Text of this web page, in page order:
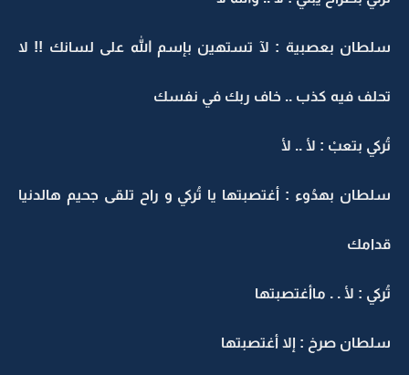
سلطان بعصبية : لآ تستهين بإسم الله على لسانك !! لا
تحلف فيه كذب .. خاف ربك في نفسك
تُركي بتعبْ : لأ .. لأ
سلطان بهدُوء : أغتصبتها يا تُركي و راح تلقى جحيم هالدنيا
قدامك
تُركي : لأ . . ماأغتصبتها
سلطان صرخ : إلا أغتصبتها